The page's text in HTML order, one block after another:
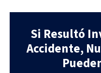
Si Resultó
Accidente,